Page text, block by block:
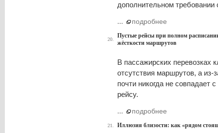
дополнительном требовании
... подробнее
20.
Пустые рейсы при полном
жёсткости маршрутов
В пассажирских перевозках
отсутствия маршрутов, а из-
почти никогда не совпадает
рейсу.
... подробнее
21. Иллюзия близости: как «рядом